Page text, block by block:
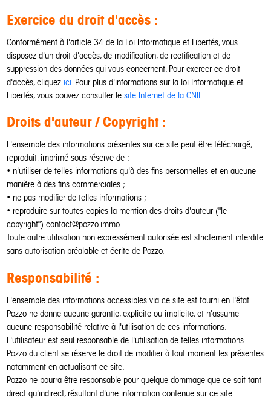
Exercice du droit d'accès :
Conformément à l'article 34 de la Loi Informatique et Libertés, vous
disposez d'un droit d'accès, de modification, de rectification et de
suppression des données qui vous concernent. Pour exercer ce droit
d'accès, cliquez ici. Pour plus d'informations sur la loi Informatique et
Libertés, vous pouvez consulter lesite Internet de la CNIL.
Droits d'auteur / Copyright :
L'ensemble des informations présentes sur ce site peut être téléchargé,
reproduit, imprimé sous réserve de :
• n'utiliser de telles informations qu'à des fins personnelles et en aucune
manière à des fins commerciales ;
• ne pas modifier de telles informations ;
• reproduire sur toutes copies la mention des droits d'auteur ("le
copyright") contact@pozzo.immo.
Toute autre utilisation non expressément autorisée est strictement interdite
sans autorisation préalable et écrite de Pozzo.
Responsabilité :
L'ensemble des informations accessibles via ce site est fourni en l'état.
Pozzo ne donne aucune garantie, explicite ou implicite, et n'assume
aucune responsabilité relative à l'utilisation de ces informations.
L'utilisateur est seul responsable de l'utilisation de telles informations.
Pozzo du client se réserve le droit de modifier à tout moment les présentes
notamment en actualisant ce site.
Pozzo ne pourra être responsable pour quelque dommage que ce soit tant
direct qu'indirect, résultant d'une information contenue sur ce site.